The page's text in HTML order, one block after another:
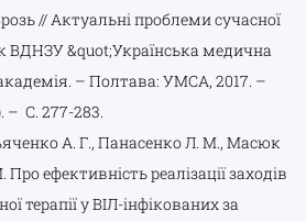
// Актуальні проблеми сучасної
ВДНЗУ &quot;Українська медична
– Полтава: УМСА, 2017. –
– С. 277-283.
А. Г., Панасенко Л. М., Масюк
ефективність реалізації заходів
терапії у ВІЛ-інфікованих за